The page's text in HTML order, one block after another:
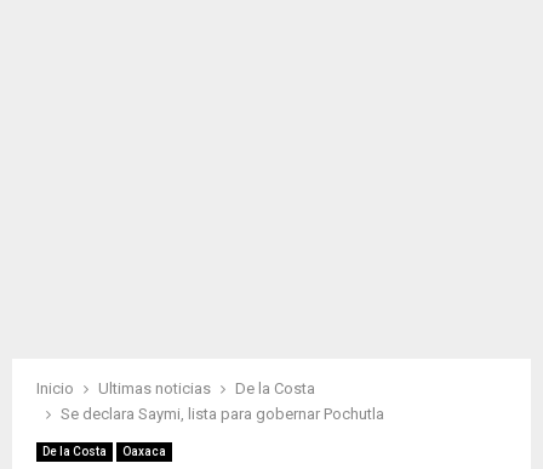
Inicio Ultimas noticias
De la Costa
Se declara Saymi, lista para gobernar Pochutla
De la Costa Oaxaca